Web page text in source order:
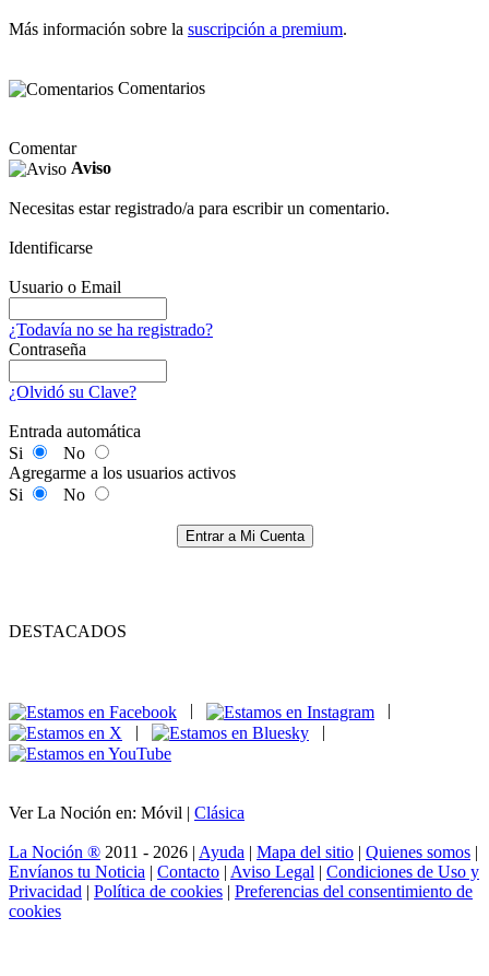
Más información sobre la suscripción a premium.
Comentarios
Comentar
Aviso
Necesitas estar registrado/a para escribir un comentario.
Identificarse
Usuario o Email
¿Todavía no se ha registrado?
Contraseña
¿Olvidó su Clave?
Entrada automática
Si
No
Agregarme a los usuarios activos
Si
No
Entrar a Mi Cuenta
DESTACADOS
|
|
Ver La Noción en: Móvil | Clásica
La Noción ® 2011 - 2026 | Ayuda | Mapa del sitio | Quienes somos |
Envíanos tu Noticia | Contacto | Aviso Legal | Condiciones de Uso y
Privacidad | Política de cookies | Preferencias del consentimiento de
cookies